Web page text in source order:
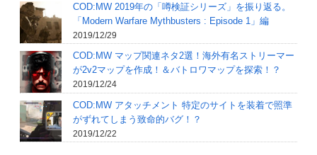
COD:MW 2019年の「噂検証シリーズ」を振り返る。
「Modern Warfare Mythbusters : Episode 1」編
2019/12/29
COD:MW マップ関連ネタ2選！海外有名ストリーマー
が2v2マップを作成！＆バトロワマップを探索！？
2019/12/24
COD:MW アタッチメント 特定のサイトを装着で照準
がずれてしまう致命的バグ！？
2019/12/22